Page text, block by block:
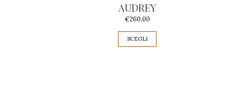
AUDREY
€260.00
SCEGLI